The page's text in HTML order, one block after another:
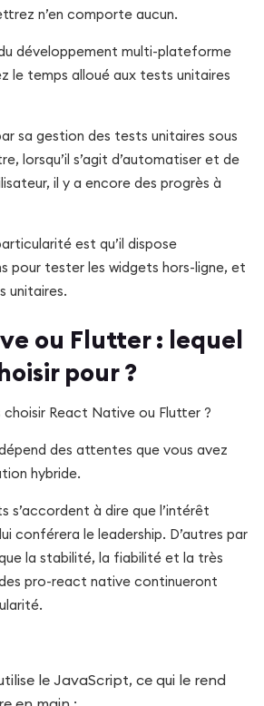
n’en comporte aucun.
développement multi-plateforme
le temps alloué aux tests unitaires
sa gestion des tests unitaires sous
lorsqu’il s’agit d’automatiser et de
il y a encore des progrès à
est qu’il dispose
pour tester les widgets hors-ligne, et
unitaires.
ou Flutter : lequel
pour ?
React Native ou Flutter ?
des attentes que vous avez
hybride.
s’accordent à dire que l’intérêt
conférera le leadership. D’autres par
la stabilité, la fiabilité et la très
pro-react native continueront
le JavaScript, ce qui le rend